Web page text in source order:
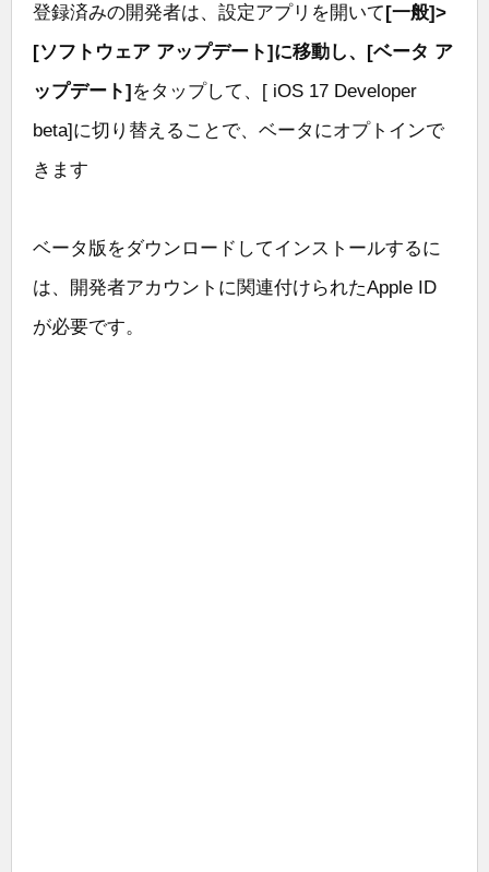
登録済みの開発者は、設定アプリを開いて[一般]>
[ソフトウェア アップデート]に移動し、[ベータ ア
ップデート]をタップして、[ iOS 17 Developer
beta]に切り替えることで、ベータにオプトインで
きます
ベータ版をダウンロードしてインストールするに
は、開発者アカウントに関連付けられたApple ID
が必要です。